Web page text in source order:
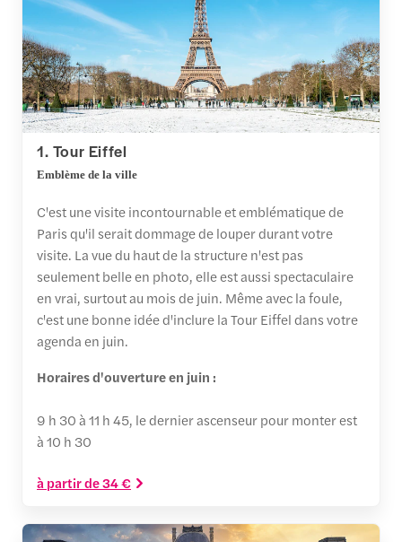
1. Tour Eiffel
Emblème de la ville
C'est une visite incontournable et emblématique de
Paris qu'il serait dommage de louper durant votre
visite. La vue du haut de la structure n'est pas
seulement belle en photo, elle est aussi spectaculaire
en vrai, surtout au mois de juin. Même avec la foule,
c'est une bonne idée d'inclure la Tour Eiffel dans votre
agenda en juin.
Horaires d'ouverture en juin :
9 h 30 à 11 h 45, le dernier ascenseur pour monter est
à 10 h 30
à partir de 34 €